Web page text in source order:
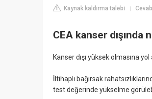
Kaynak kaldırma talebi
CEA kanser dışında
Kanser dışı yüksek olmasına
İltihaplı bağırsak
test değerinde yükselme